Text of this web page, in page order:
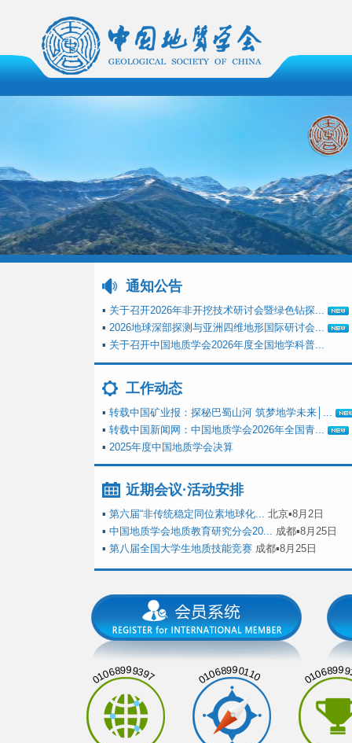
通知公告
▪ 关于召开2026年非开挖技术研讨会暨绿色钻探...
▪ 2026地球深部探测与亚洲四维地形国际研讨会...
▪ 关于召开中国地质学会2026年度全国地学科普...
工作动态
▪ 转载中国矿业报：探秘巴蜀山河 筑梦地学未来│...
▪ 转载中国新闻网：中国地质学会2026年全国青...
▪ 2025年度中国地质学会决算
近期会议·活动安排
▪ 第六届“非传统稳定同位素地球化... 北京▪8月2日
▪ 中国地质学会地质教育研究分会20... 成都▪8月25日
▪ 第八届全国大学生地质技能竞赛 成都▪8月25日
01068999397 01068990110